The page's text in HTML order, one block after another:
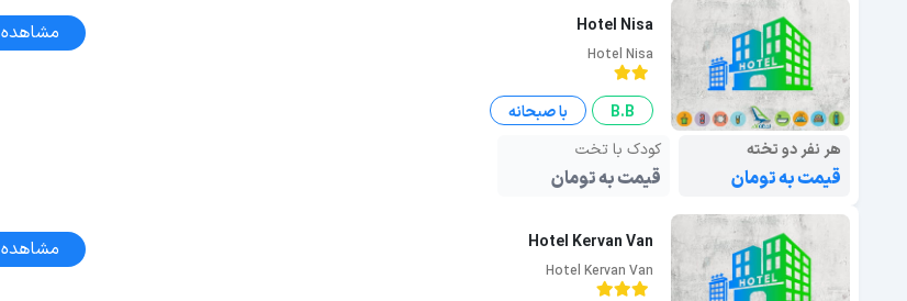
Hotel Nisa
Hotel Nisa
مشاهده
B.B
با صبحانه
هر نفر دو تخته
قیمت به تومان
کودک با تخت
قیمت به تومان
Hotel Kervan Van
Hotel Kervan Van
مشاهده